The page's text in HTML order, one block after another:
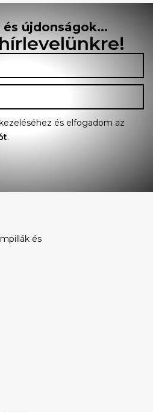
újdonságok...
és elfogadom az
.
és